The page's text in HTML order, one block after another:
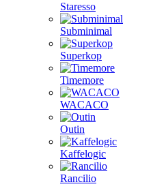
Staresso
Subminimal
Superkop
Timemore
WACACO
Outin
Kaffelogic
Rancilio